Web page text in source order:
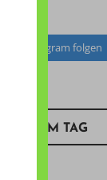
Auf Instagram folgen
BIER ZUM TAG